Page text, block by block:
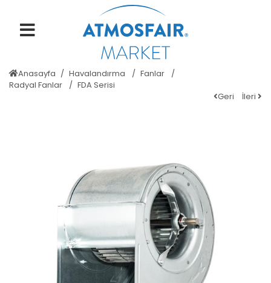
Anasayfa Havalandırma
Fanlar
Radyal Fanlar
FDA Serisi
Geri
İleri